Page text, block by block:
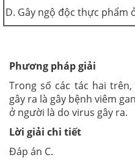
D. Gây ngộ độc thực phẩm
Phương pháp giải
Trong số các tác hai
gây ra là gây bệnh viêm
ở người là do virus gây ra.
Lời giải chi tiết
Đáp án C.